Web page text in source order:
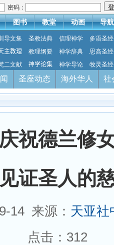
密码：
图书 教堂 动画 导航
导文集 圣教法典 信理神学
多语圣经
主教理
教理纲要 神学辞典
思高圣经
二文献
神学论集 神学导论 牧灵圣经
圣座动态 海外华人 社
祝德兰修
证圣人的
14 来源： 天亚社
点击： 312